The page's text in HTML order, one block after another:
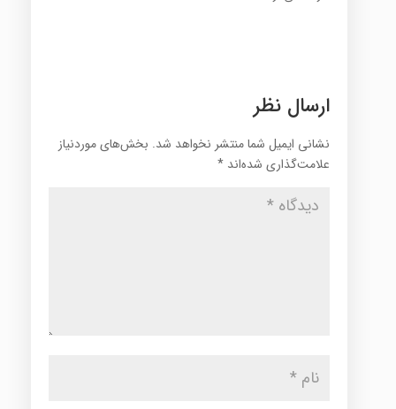
ارسال نظر
نشانی ایمیل شما منتشر نخواهد شد. بخش‌های موردنیاز
علامت‌گذاری شده‌اند *